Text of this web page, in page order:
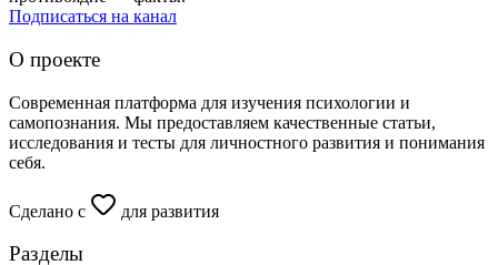
Подписаться на канал
О проекте
Современная платформа для изучения психологии и
самопознания. Мы предоставляем качественные статьи,
исследования и тесты для личностного развития и понимания
себя.
Сделано с для развития
Разделы